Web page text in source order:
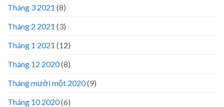
Tháng 3 2021 (8)
Tháng 2 2021 (3)
Tháng 1 2021 (12)
Tháng 12 2020(8)
Tháng mười một 2020(9)
Tháng 10 2020(6)